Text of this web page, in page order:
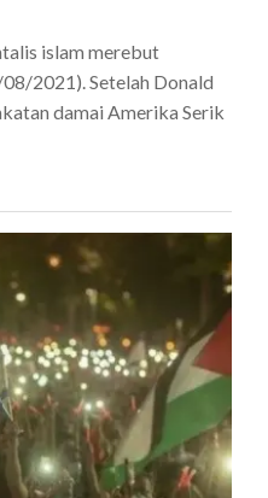
islam merebut
2021). Setelah Donald
damai Amerika Serik